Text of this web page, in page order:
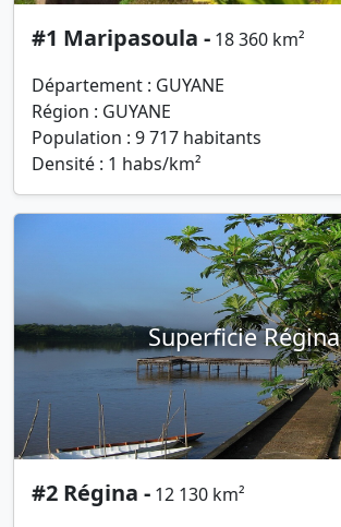
#1 Maripasoula - 18 360 km²
Département : GUYANE
Région : GUYANE
Population : 9 717 habitants
Densité : 1 habs/km²
Superficie Régina
#2 Régina - 12 130 km²